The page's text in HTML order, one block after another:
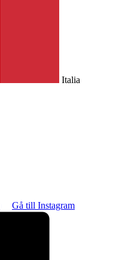
Italia
Gå till Instagram